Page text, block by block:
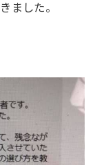
ました。